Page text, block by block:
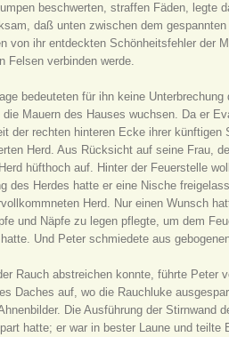
beschwerten, straffen Fäden, legte
daß unten zwischen dem
von ihr entdeckten Schönheitsfehler der
Felsen verbinden werde.
bedeuteten für ihn keine
die Mauern des Hauses wuchsen. Da er
der rechten hinteren Ecke ihrer
Herd. Aus Rücksicht auf seine Frau,
hüfthoch auf. Hinter der Feuerstelle
des Herdes hatte er eine Nische
Herd. Nur einen Wunsch
und Näpfe zu legen pflegte, um dem
Und Peter schmiedete aus
Rauch abstreichen konnte, führte Peter
Daches auf, wo die Rauchluke
Die Ausführung der Stirnwand
hatte; er war in bester Laune und